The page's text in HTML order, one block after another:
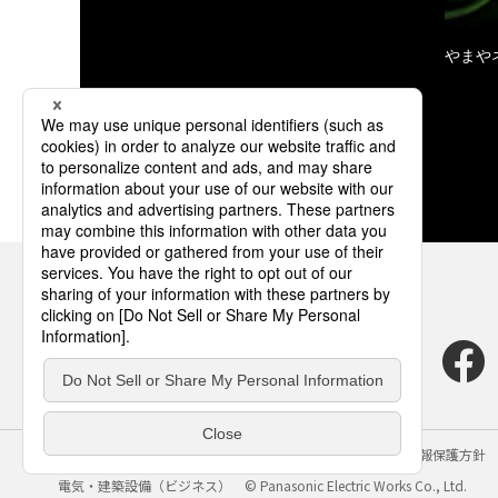
やまや
サイトのご利用にあたって クッキーポリシー
個人情報保護方針
電気・建築設備（ビジネス）
© Panasonic Electric Works Co., Ltd.